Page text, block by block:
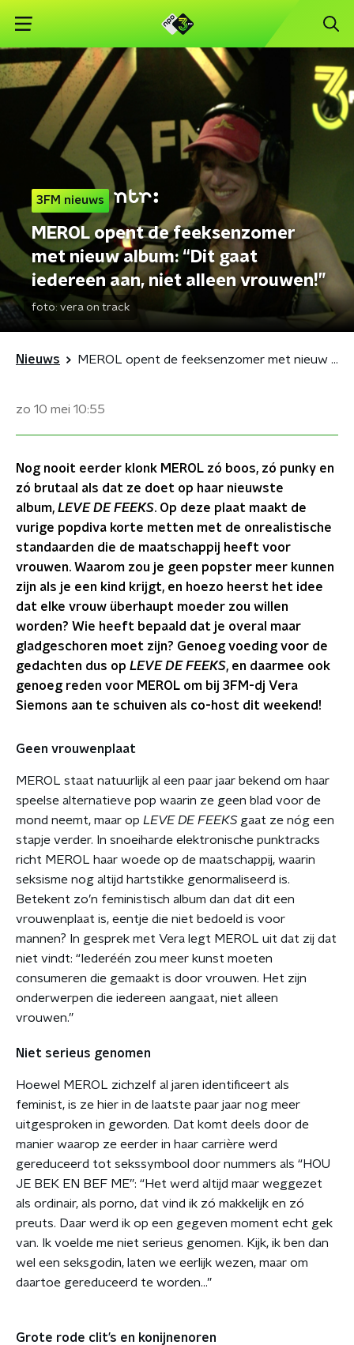
3FM nieuws
MEROL opent de feeksenzomer
met nieuw album: “Dit gaat
iedereen aan, niet alleen vrouwen!”
foto: vera on track
Nieuws MEROL opent de feeksenzomer met nieuw album: “Dit gaat iedereen aan, niet alleen vrouwen!”
zo 10 mei 10:55
Nog nooit eerder klonk MEROL zó boos, zó punky en
zó brutaal als dat ze doet op haar nieuwste
album, LEVE DE FEEKS. Op deze plaat maakt de
vurige popdiva korte metten met de onrealistische
standaarden die de maatschappij heeft voor
vrouwen. Waarom zou je geen popster meer kunnen
zijn als je een kind krijgt, en hoezo heerst het idee
dat elke vrouw überhaupt moeder zou willen
worden? Wie heeft bepaald dat je overal maar
gladgeschoren moet zijn? Genoeg voeding voor de
gedachten dus op LEVE DE FEEKS, en daarmee ook
genoeg reden voor MEROL om bij 3FM-dj Vera
Siemons aan te schuiven als co-host dit weekend!
Geen vrouwenplaat
MEROL staat natuurlijk al een paar jaar bekend om haar
speelse alternatieve pop waarin ze geen blad voor de
mond neemt, maar op LEVE DE FEEKS gaat ze nóg een
stapje verder. In snoeiharde elektronische punktracks
richt MEROL haar woede op de maatschappij, waarin
seksisme nog altijd hartstikke genormaliseerd is.
Betekent zo’n feministisch album dan dat dit een
vrouwenplaat is, eentje die niet bedoeld is voor
mannen? In gesprek met Vera legt MEROL uit dat zij dat
niet vindt: “Iederéén zou meer kunst moeten
consumeren die gemaakt is door vrouwen. Het zijn
onderwerpen die iedereen aangaat, niet alleen
vrouwen.”
Niet serieus genomen
Hoewel MEROL zichzelf al jaren identificeert als
feminist, is ze hier in de laatste paar jaar nog meer
uitgesproken in geworden. Dat komt deels door de
manier waarop ze eerder in haar carrière werd
gereduceerd tot sekssymbool door nummers als “HOU
JE BEK EN BEF ME”: “Het werd altijd maar weggezet
als ordinair, als porno, dat vind ik zó makkelijk en zó
preuts. Daar werd ik op een gegeven moment echt gek
van. Ik voelde me niet serieus genomen. Kijk, ik ben dan
wel een seksgodin, laten we eerlijk wezen, maar om
daartoe gereduceerd te worden…”
Grote rode clit’s en konijnenoren